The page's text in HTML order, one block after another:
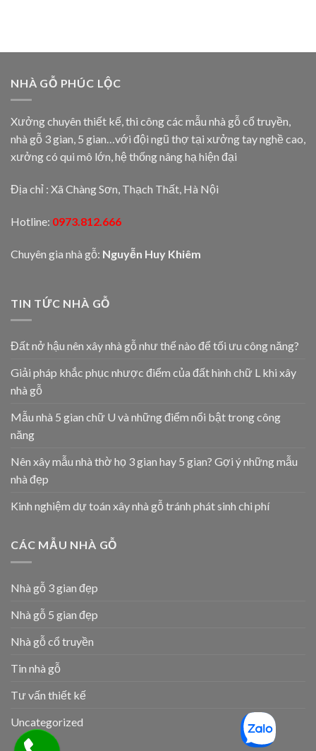
NHÀ GỖ PHÚC LỘC
Xưởng chuyên thiết kế, thi công các mẫu nhà gỗ cổ truyền,
nhà gỗ 3 gian, 5 gian…với đội ngũ thợ tại xưởng tay nghề cao,
xưởng có qui mô lớn, hệ thống nâng hạ hiện đại
Địa chỉ : Xã Chàng Sơn, Thạch Thất, Hà Nội
Hotline: 0973.812.666
Chuyên gia nhà gỗ: Nguyễn Huy Khiêm
TIN TỨC NHÀ GỖ
Đất nở hậu nên xây nhà gỗ như thế nào để tối ưu công năng?
Giải pháp khắc phục nhược điểm của đất hình chữ L khi xây
nhà gỗ
Mẫu nhà 5 gian chữ U và những điểm nổi bật trong công
năng
Nên xây mẫu nhà thờ họ 3 gian hay 5 gian? Gợi ý những mẫu
nhà đẹp
Kinh nghiệm dự toán xây nhà gỗ tránh phát sinh chi phí
CÁC MẪU NHÀ GỖ
Nhà gỗ 3 gian đẹp
Nhà gỗ 5 gian đẹp
Nhà gỗ cổ truyền
Tin nhà gỗ
Tư vấn thiết kế
Uncategorized